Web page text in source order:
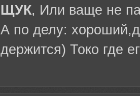
ЩУК, Или ваще не
А по делу:
держится) Токо где